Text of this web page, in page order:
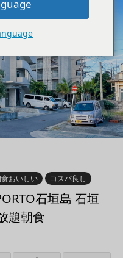
おいしい コスパ良し
石垣島 石垣
題朝食